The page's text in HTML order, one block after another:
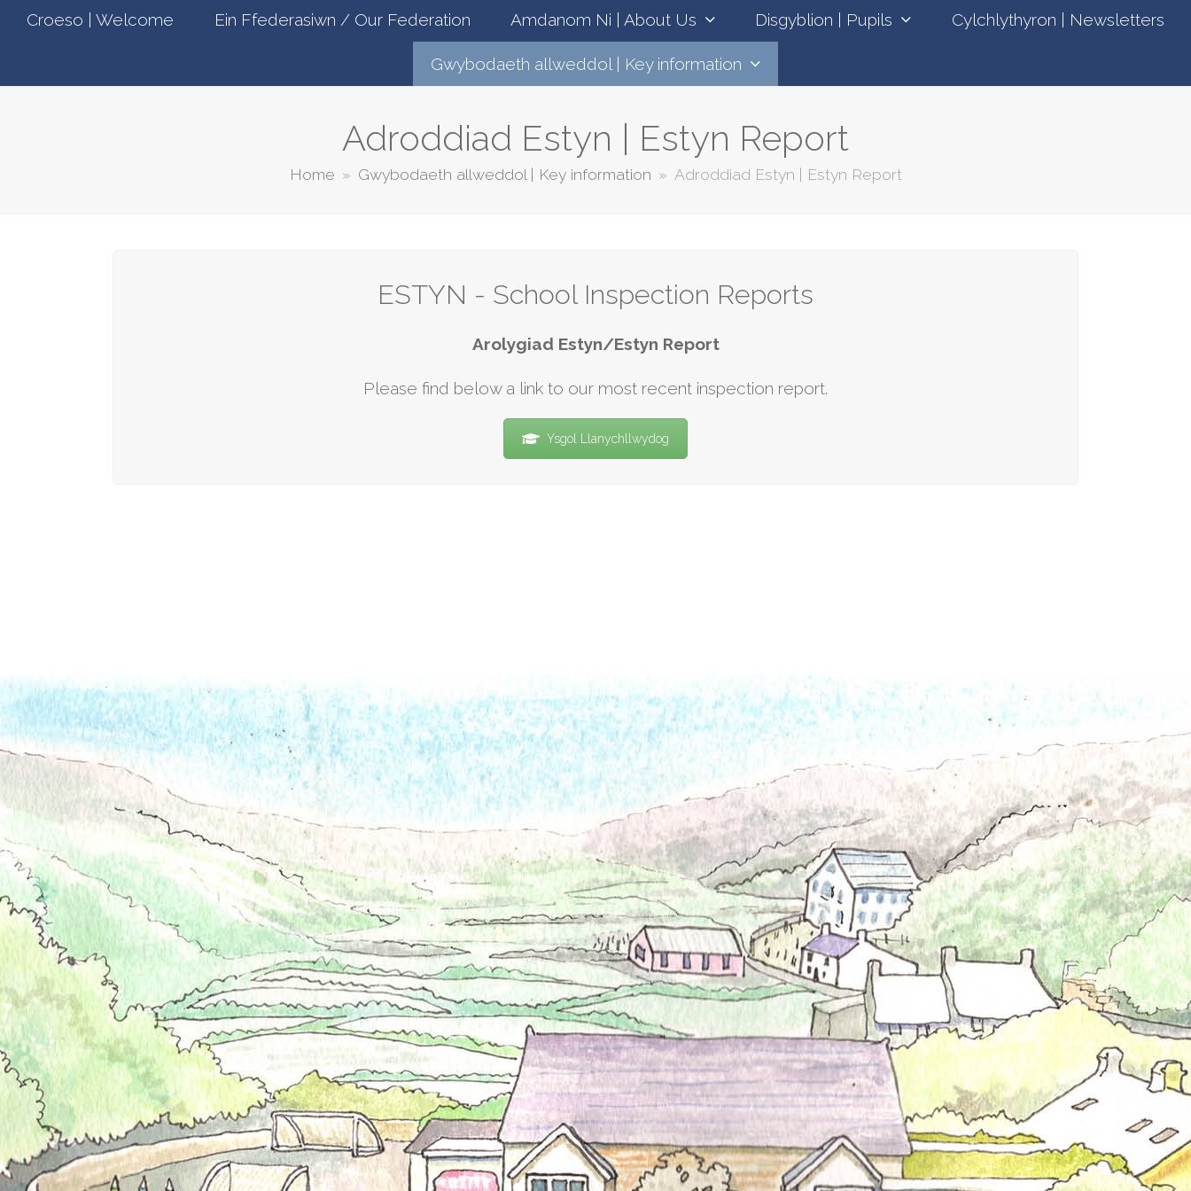
Croeso | Welcome Ein Ffederasiwn / Our Federation Amdanom Ni | About Us Disgyblion | Pupils Cylchlythyron | Newsletters
Gwybodaeth allweddol | Key information
Adroddiad Estyn | Estyn Report
Home » Gwybodaeth allweddol | Key information » Adroddiad Estyn | Estyn Report
ESTYN - School Inspection Reports
Arolygiad Estyn/Estyn Report
Please find below a link to our most recent inspection report.
Ysgol Llanychllwydog